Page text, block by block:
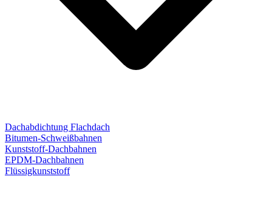
Dachabdichtung Flachdach
Bitumen-Schweißbahnen
Kunststoff-Dachbahnen
EPDM-Dachbahnen
Flüssigkunststoff